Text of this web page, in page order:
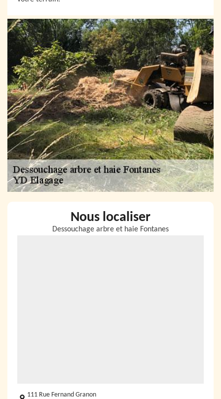
Nous localiser
Dessouchage arbre et haie Fontanes
111 Rue Fernand Granon